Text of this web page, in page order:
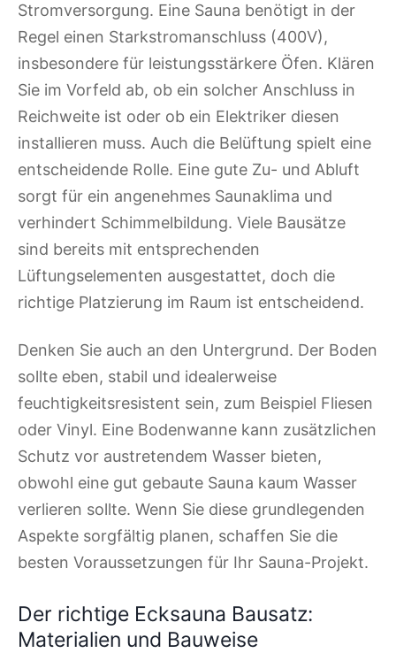
Stromversorgung. Eine Sauna benötigt in der
Regel einen Starkstromanschluss (400V),
insbesondere für leistungsstärkere Öfen. Klären
Sie im Vorfeld ab, ob ein solcher Anschluss in
Reichweite ist oder ob ein Elektriker diesen
installieren muss. Auch die Belüftung spielt eine
entscheidende Rolle. Eine gute Zu- und Abluft
sorgt für ein angenehmes Saunaklima und
verhindert Schimmelbildung. Viele Bausätze
sind bereits mit entsprechenden
Lüftungselementen ausgestattet, doch die
richtige Platzierung im Raum ist entscheidend.
Denken Sie auch an den Untergrund. Der Boden
sollte eben, stabil und idealerweise
feuchtigkeitsresistent sein, zum Beispiel Fliesen
oder Vinyl. Eine Bodenwanne kann zusätzlichen
Schutz vor austretendem Wasser bieten,
obwohl eine gut gebaute Sauna kaum Wasser
verlieren sollte. Wenn Sie diese grundlegenden
Aspekte sorgfältig planen, schaffen Sie die
besten Voraussetzungen für Ihr Sauna-Projekt.
Der richtige Ecksauna Bausatz:
Materialien und Bauweise